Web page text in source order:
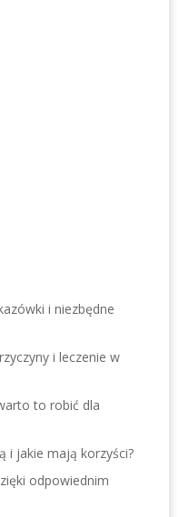
i niezbędne
i leczenie w
to robić dla
i jakie mają korzyści?
odpowiednim